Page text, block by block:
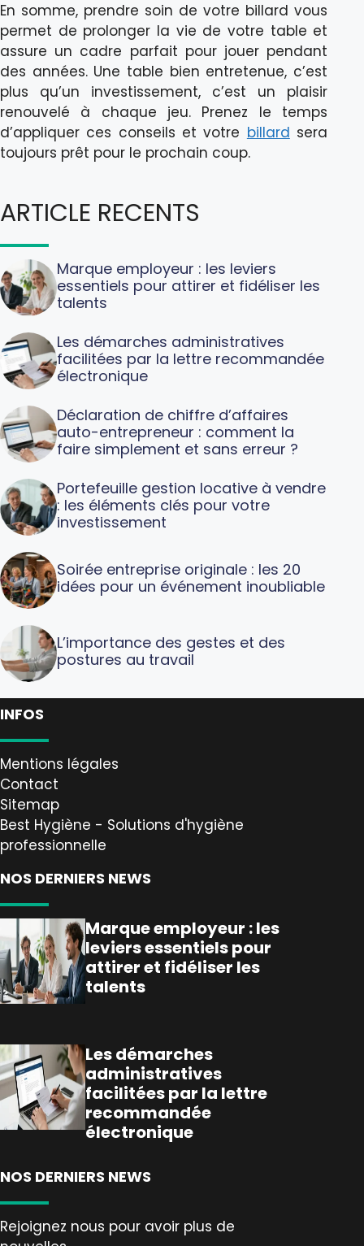
En somme, prendre soin de votre billard vous
permet de prolonger la vie de votre table et
assure un cadre parfait pour jouer pendant
des années. Une table bien entretenue, c’est
plus qu’un investissement, c’est un plaisir
renouvelé à chaque jeu. Prenez le temps
d’appliquer ces conseils et votre billard sera
toujours prêt pour le prochain coup.
ARTICLE RECENTS
Marque employeur : les leviers
essentiels pour attirer et fidéliser les
talents
Les démarches administratives
facilitées par la lettre recommandée
électronique
Déclaration de chiffre d’affaires
auto-entrepreneur : comment la
faire simplement et sans erreur ?
Portefeuille gestion locative à vendre
: les éléments clés pour votre
investissement
Soirée entreprise originale : les 20
idées pour un événement inoubliable
L’importance des gestes et des
postures au travail
INFOS
Mentions légales
Contact
Sitemap
Best Hygiène - Solutions d'hygiène
professionnelle
NOS DERNIERS NEWS
Marque employeur : les
leviers essentiels pour
attirer et fidéliser les
talents
Les démarches
administratives
facilitées par la lettre
recommandée
électronique
NOS DERNIERS NEWS
Rejoignez nous pour avoir plus de